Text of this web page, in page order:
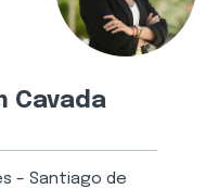
Cavada
– Santiago de